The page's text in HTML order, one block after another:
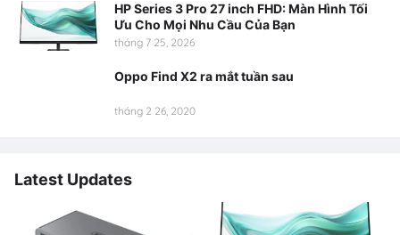
HP Series 3 Pro 27 inch FHD: Màn Hình Tối
Ưu Cho Mọi Nhu Cầu Của Bạn
tháng 7 25, 2026
Oppo Find X2 ra mắt tuần sau
tháng 2 26, 2020
Latest Updates